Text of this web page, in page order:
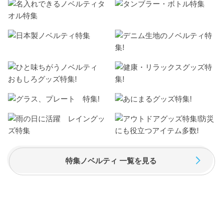
特集ノベルティ 一覧を見る